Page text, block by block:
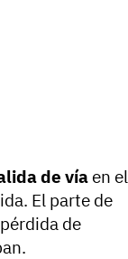
de vía en el
El parte de
de